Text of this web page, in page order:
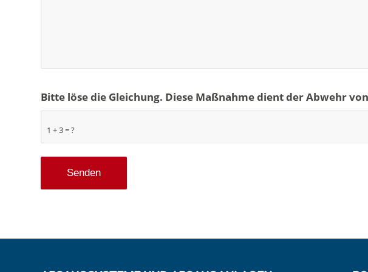
1 + 3 = ?
Bitte löse die Gleichung. Diese Maßnahme dient der Abwehr